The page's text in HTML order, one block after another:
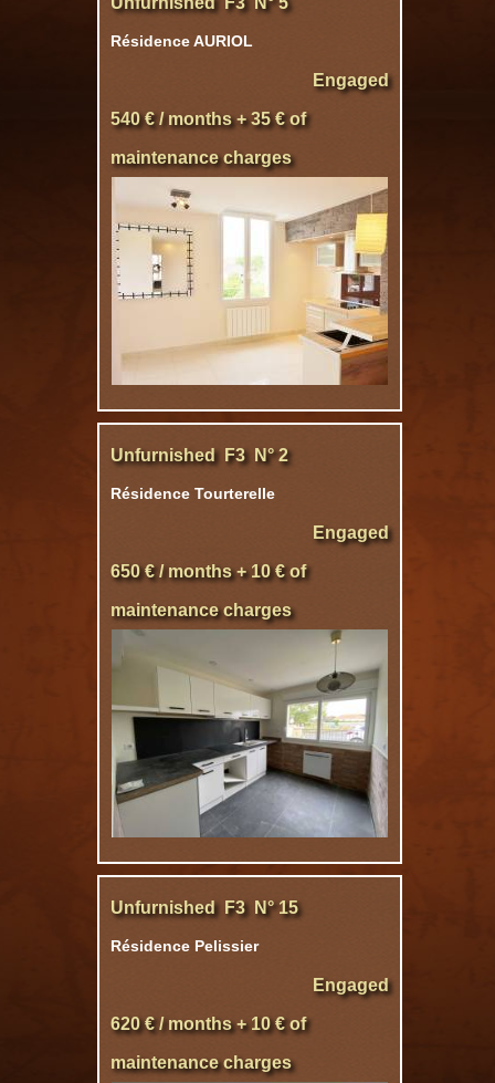
Résidence AURIOL
Engaged
540 € / months + 35 € of
maintenance charges
Unfurnished F3 N° 2
Résidence Tourterelle
Engaged
650 € / months + 10 € of
maintenance charges
Unfurnished F3 N° 15
Résidence Pelissier
Engaged
620 € / months + 10 € of
maintenance charges